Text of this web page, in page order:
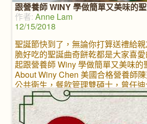
跟營養師 WINY 學做簡單又美味的
作者: Anne Lam
12/15/2018
聖誕節快到了，無論你打算送禮給
脆好吃的聖誕曲奇餅乾都是大家喜
起跟營養師 Winy 學做簡單又美味的
About Winy Chen 美國合格營養師
公共衛生，餐飲管理雙碩士，曾任
加洲兒童服務處特約營養諮詢師，
間，曽主持對特殊兒童和自閉症兒
哈佛大學認證 wellness coaching